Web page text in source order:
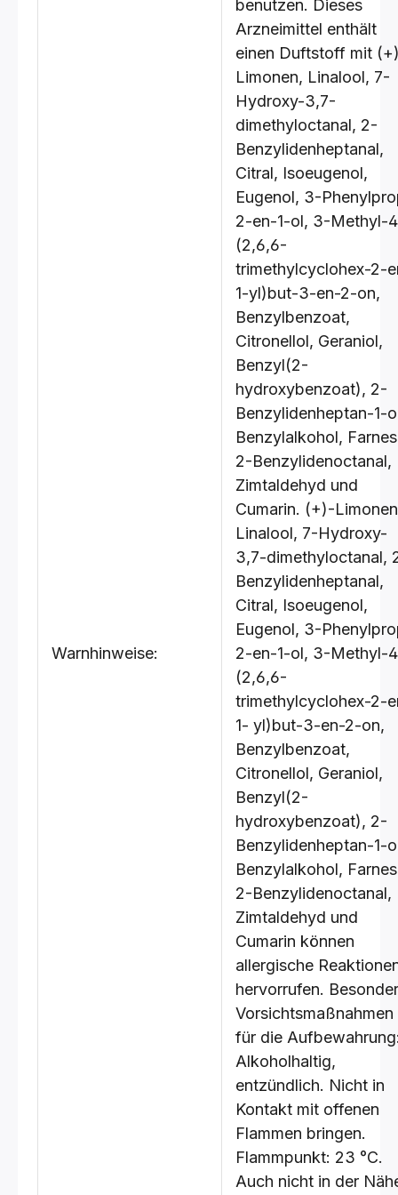
Warnhinweise:
benutzen. Dieses
Arzneimittel enthält
einen Duftstoff mit
Limonen, Linalool, 7-
Hydroxy-3,7-
dimethyloctanal, 2-
Benzylidenheptanal,
Citral, Isoeugenol,
Eugenol, 3-
2-en-1-ol, 3-Methyl-
(2,6,6-
trimethylcyclohex-2-
1-yl)but-3-en-2-on,
Benzylbenzoat,
Citronellol, Geraniol,
Benzyl(2-
hydroxybenzoat), 2-
Benzylidenheptan-1-
Benzylalkohol,
2-Benzylidenoctanal,
Zimtaldehyd und
Cumarin. (+)-
Linalool, 7-Hydroxy-
3,7-dimethyloctanal,
Benzylidenheptanal,
Citral, Isoeugenol,
Eugenol, 3-
2-en-1-ol, 3-Methyl-
(2,6,6-
trimethylcyclohex-2-
1- yl)but-3-en-2-on,
Benzylbenzoat,
Citronellol, Geraniol,
Benzyl(2-
hydroxybenzoat), 2-
Benzylidenheptan-1-
Benzylalkohol,
2-Benzylidenoctanal,
Zimtaldehyd und
Cumarin können
allergische
hervorrufen.
Vorsichtsmaßnahmen
für die
Alkoholhaltig,
entzündlich. Nicht in
Kontakt mit offenen
Flammen bringen.
Flammpunkt: 23 °C.
Auch nicht in der